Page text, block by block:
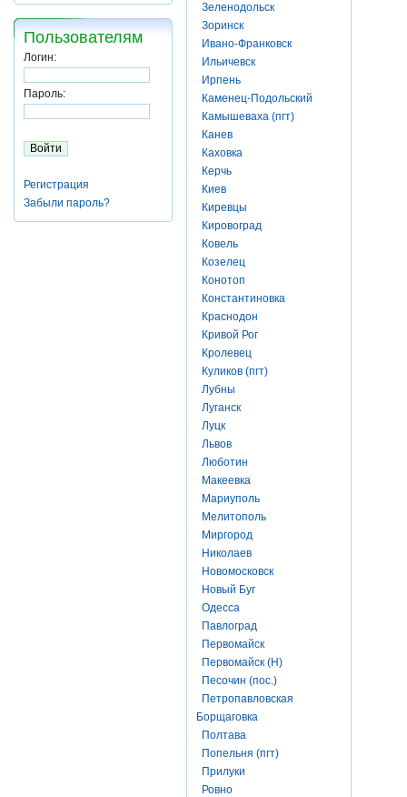
Пользователям
Логин:
Пароль:
Регистрация
Забыли пароль?
Зеленодольск
Зоринск
Ивано-Франковск
Ильичевск
Ирпень
Каменец-Подольский
Камышеваха (пгт)
Канев
Каховка
Керчь
Киев
Киревцы
Кировоград
Ковель
Козелец
Конотоп
Константиновка
Краснодон
Кривой Рог
Кролевец
Куликов (пгт)
Лубны
Луганск
Луцк
Львов
Люботин
Макеевка
Мариуполь
Мелитополь
Миргород
Николаев
Новомосковск
Новый Буг
Одесса
Павлоград
Первомайск
Первомайск (Н)
Песочин (пос.)
Петропавловская
Борщаговка
Полтава
Попельня (пгт)
Прилуки
Ровно